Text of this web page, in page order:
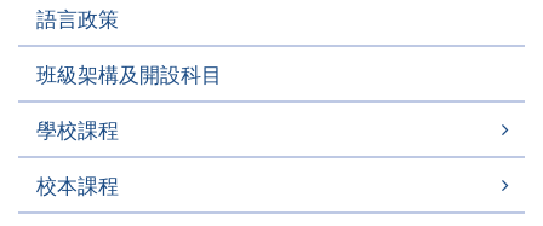
語言政策
班級架構及開設科目
學校課程
校本課程